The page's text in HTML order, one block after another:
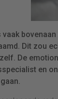
Dit zou
De
en